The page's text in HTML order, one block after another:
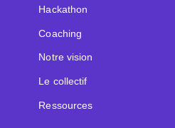
Hackathon
Coaching
Notre vision
Le collectif
Ressources